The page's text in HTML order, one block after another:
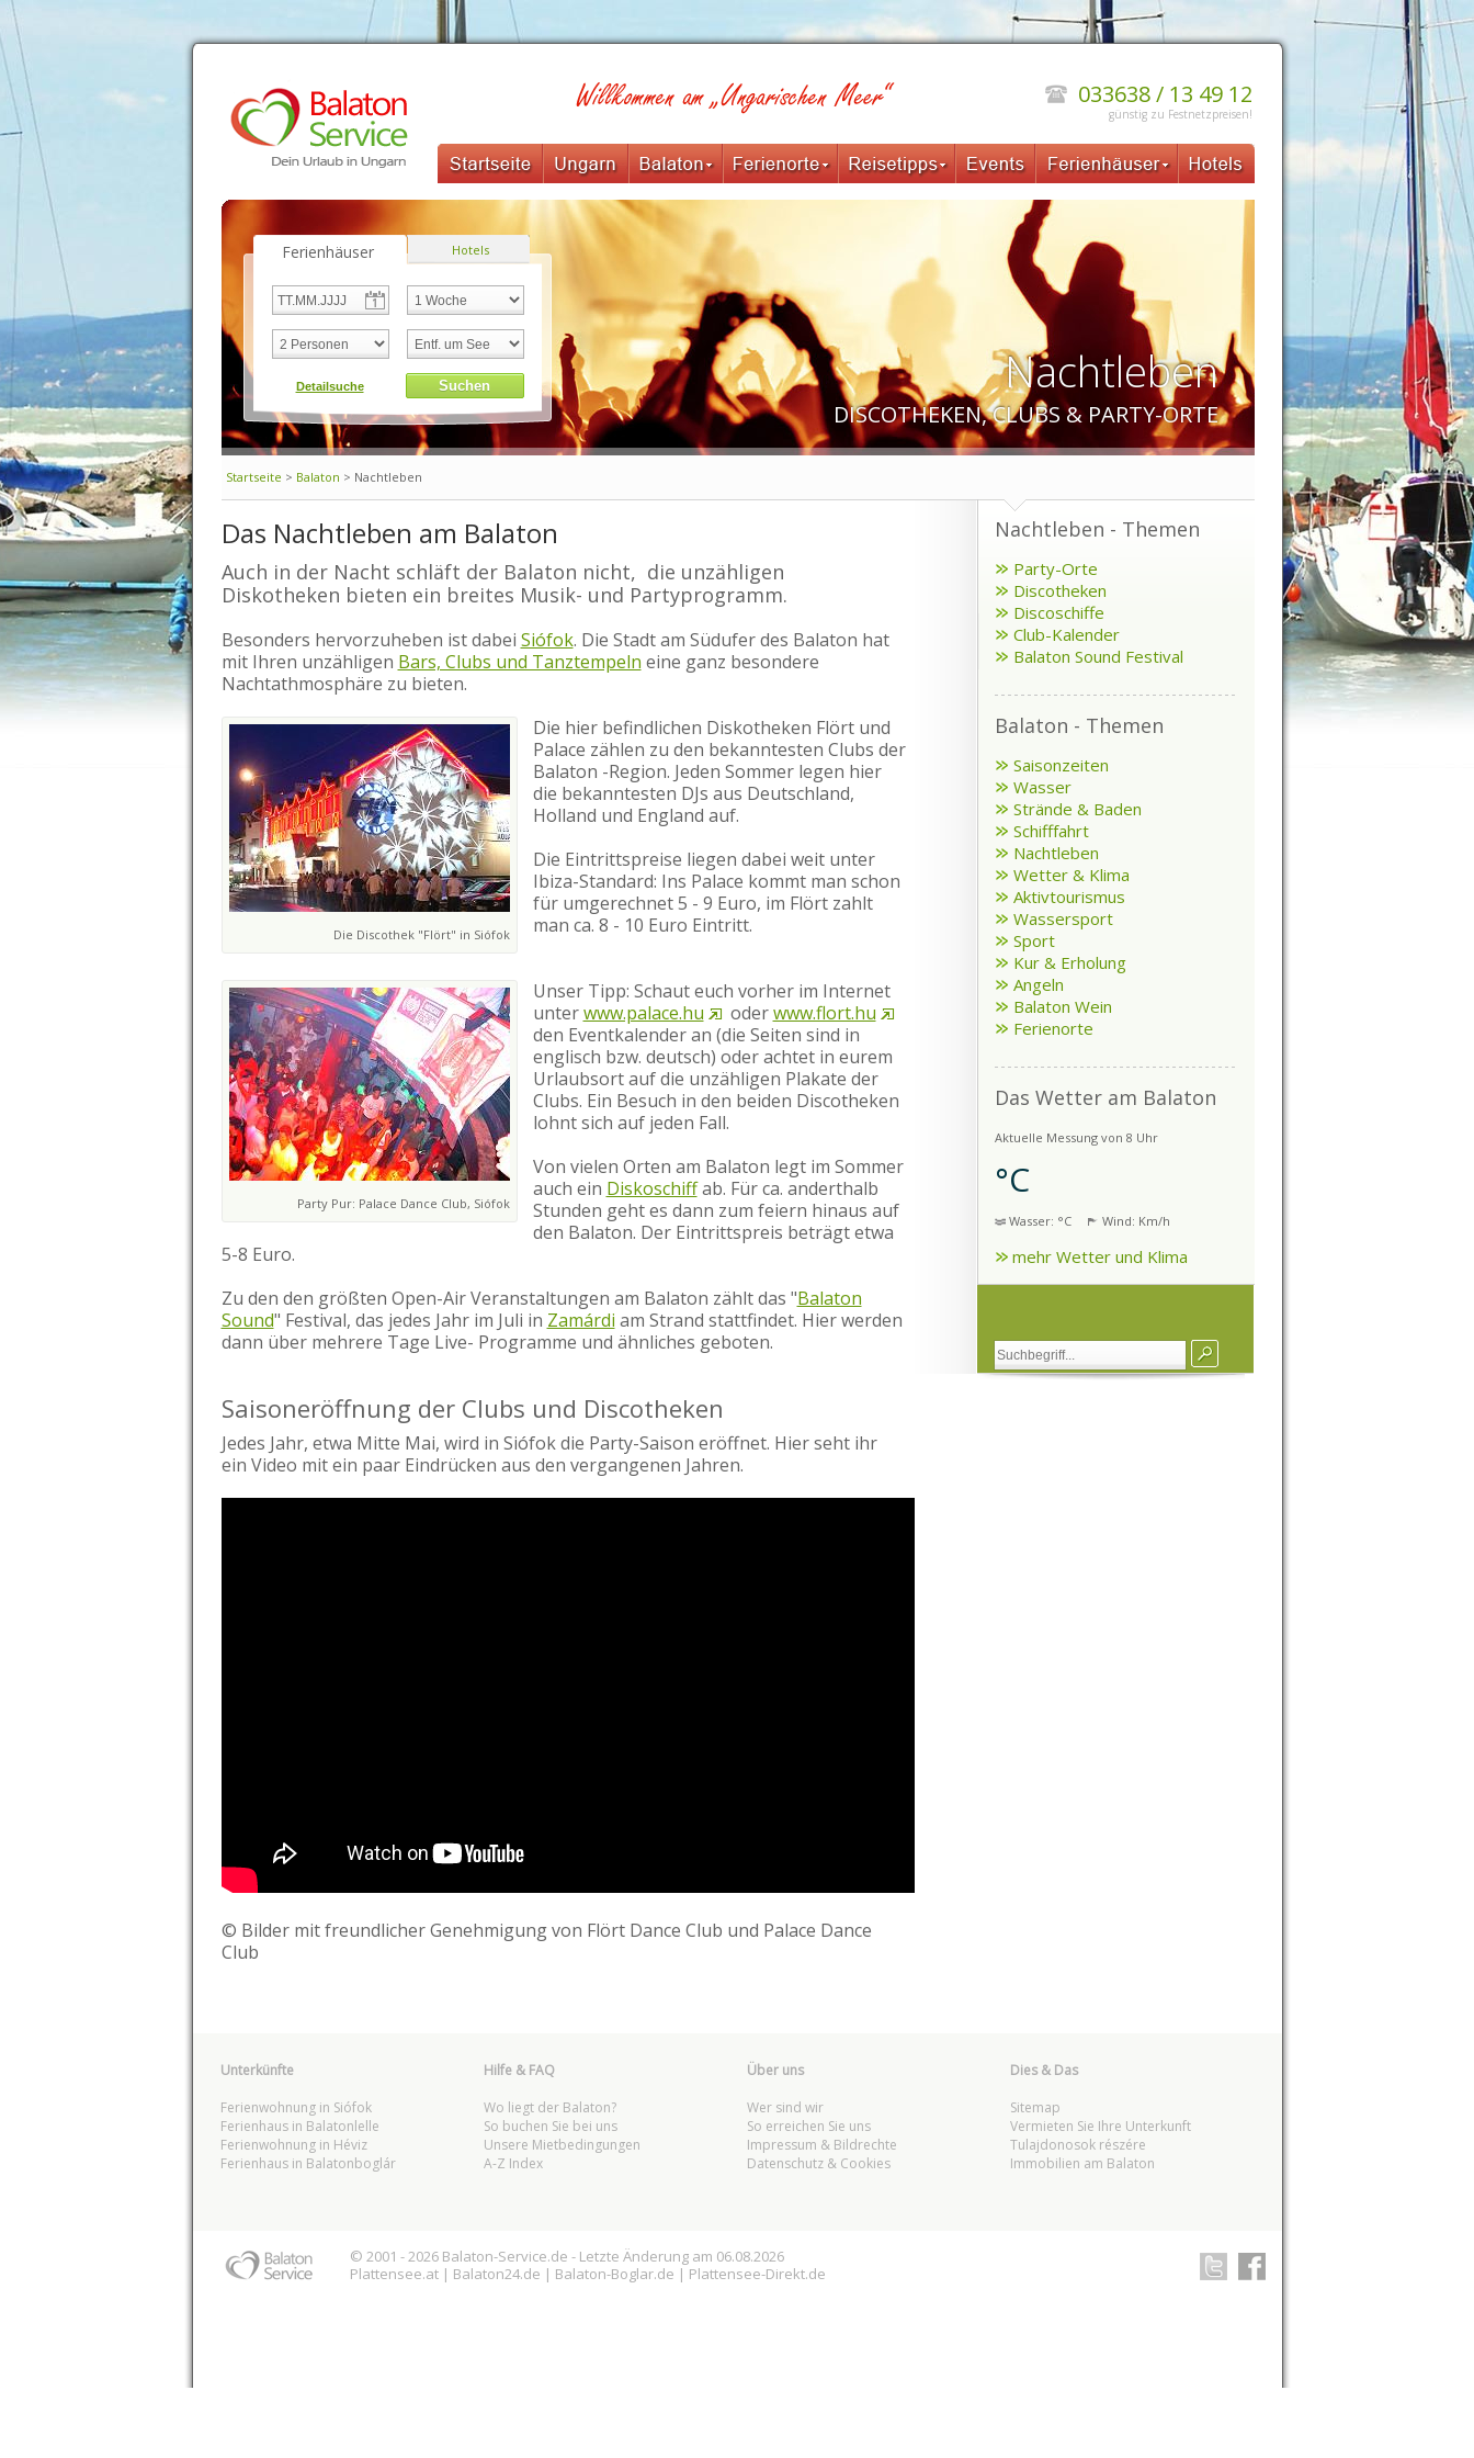
033638 / 13 49 12
günstig zu Festnetzpreisen!
Ferienhäuser Hotels
Nachtleben
DISCOTHEKEN, CLUBS & PARTY-ORTE
Startseite > Balaton > Nachtleben
Das Nachtleben am Balaton
Auch in der Nacht schläft der Balaton nicht, die unzähligen
Diskotheken bieten ein breites Musik- und Partyprogramm.
Besonders hervorzuheben ist dabei Siófok. Die Stadt am Südufer des Balaton hat
mit Ihren unzähligen Bars, Clubs und Tanztempeln eine ganz besondere
Nachtathmosphäre zu bieten.
Die Discothek "Flört" in Siófok
Die hier befindlichen Diskotheken Flört und
Palace zählen zu den bekanntesten Clubs der
Balaton -Region. Jeden Sommer legen hier
die bekanntesten DJs aus Deutschland,
Holland und England auf.
Die Eintrittspreise liegen dabei weit unter
Ibiza-Standard: Ins Palace kommt man schon
für umgerechnet 5 - 9 Euro, im Flört zahlt
man ca. 8 - 10 Euro Eintritt.
Party Pur: Palace Dance Club, Siófok
Unser Tipp: Schaut euch vorher im Internet
unterwww.palace.hu oderwww.flort.hu
den Eventkalender an (die Seiten sind in
englisch bzw. deutsch) oder achtet in eurem
Urlaubsort auf die unzähligen Plakate der
Clubs. Ein Besuch in den beiden Discotheken
lohnt sich auf jeden Fall.
Von vielen Orten am Balaton legt im Sommer
auch ein Diskoschiffab. Für ca. anderthalb
Stunden geht es dann zum feiern hinaus auf
den Balaton. Der Eintrittspreis beträgt etwa
5-8 Euro.
Zu den den größten Open-Air Veranstaltungen am Balaton zählt das "Balaton
Sound" Festival, das jedes Jahr im Juli in Zamárdi am Strand stattfindet. Hier werden
dann über mehrere Tage Live- Programme und ähnliches geboten.
Saisoneröffnung der Clubs und Discotheken
Jedes Jahr, etwa Mitte Mai, wird in Siófok die Party-Saison eröffnet. Hier seht ihr
ein Video mit ein paar Eindrücken aus den vergangenen Jahren.
© Bilder mit freundlicher Genehmigung von Flört Dance Club und Palace Dance
Club
Nachtleben - Themen
Party-Orte
Discotheken
Discoschiffe
Club-Kalender
Balaton Sound Festival
Balaton - Themen
Saisonzeiten
Wasser
Strände & Baden
Schifffahrt
Nachtleben
Wetter & Klima
Aktivtourismus
Wassersport
Sport
Kur & Erholung
Angeln
Balaton Wein
Ferienorte
Das Wetter am Balaton
Aktuelle Messung von 8 Uhr
°C
Wasser: °C Wind: Km/h
mehr Wetter und Klima
Unterkünfte
Ferienwohnung in Siófok
Ferienhaus in Balatonlelle
Ferienwohnung in Héviz
Ferienhaus in Balatonboglár
Hilfe & FAQ
Wo liegt der Balaton?
So buchen Sie bei uns
Unsere Mietbedingungen
A-Z Index
Über uns
Wer sind wir
So erreichen Sie uns
Impressum & Bildrechte
Datenschutz & Cookies
Dies & Das
Sitemap
Vermieten Sie Ihre Unterkunft
Tulajdonosok részére
Immobilien am Balaton
© 2001 - 2026 Balaton-Service.de - Letzte Änderung am 06.08.2026
Plattensee.at | Balaton24.de | Balaton-Boglar.de | Plattensee-Direkt.de